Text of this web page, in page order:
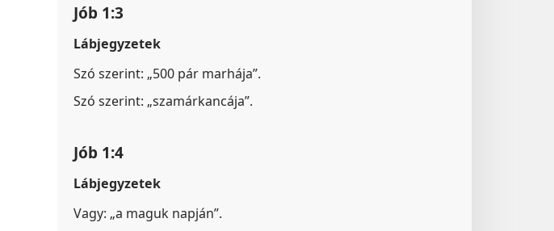
Jób 1:3
Lábjegyzetek
Szó szerint: „500 pár marhája”.
Szó szerint: „szamárkancája”.
Jób 1:4
Lábjegyzetek
Vagy: „a maguk napján”.